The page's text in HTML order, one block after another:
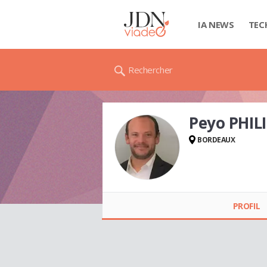
IA NEWS
Rechercher
PHILIPPONNAT
Peyo
BORDEAUX
PROFIL